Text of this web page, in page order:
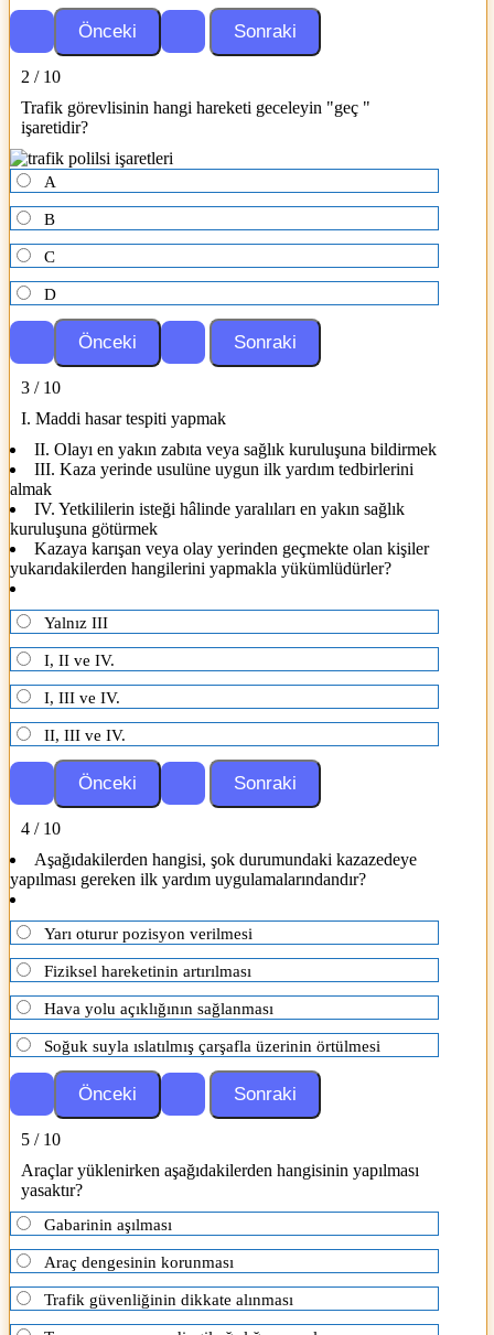
2 / 10
Trafik görevlisinin hangi hareketi geceleyin "geç "
işaretidir?
A
B
C
D
3 / 10
I. Maddi hasar tespiti yapmak
II. Olayı en yakın zabıta veya sağlık kuruluşuna bildirmek
III. Kaza yerinde usulüne uygun ilk yardım tedbirlerini
almak
IV. Yetkililerin isteği hâlinde yaralıları en yakın sağlık
kuruluşuna götürmek
Kazaya karışan veya olay yerinden geçmekte olan kişiler
yukarıdakilerden hangilerini yapmakla yükümlüdürler?
Yalnız III
I, II ve IV.
I, III ve IV.
II, III ve IV.
4 / 10
Aşağıdakilerden hangisi, şok durumundaki kazazedeye
yapılması gereken ilk yardım uygulamalarındandır?
Yarı oturur pozisyon verilmesi
Fiziksel hareketinin artırılması
Hava yolu açıklığının sağlanması
Soğuk suyla ıslatılmış çarşafla üzerinin örtülmesi
5 / 10
Araçlar yüklenirken aşağıdakilerden hangisinin yapılması
yasaktır?
Gabarinin aşılması
Araç dengesinin korunması
Trafik güvenliğinin dikkate alınması